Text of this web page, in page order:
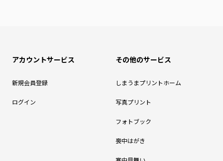
アカウントサービス
新規会員登録
ログイン
その他のサービス
しまうまプリントホーム
写真プリント
フォトブック
喪中はがき